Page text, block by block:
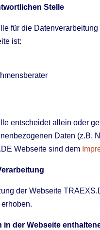
Stelle
für die
ist:
entscheidet allein oder
Daten (z.B.
Webseite sind dem
der Webseite
in der Webseite